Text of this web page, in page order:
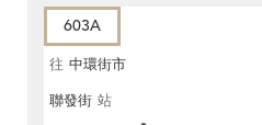
603A
往 中環街市
聯發街 站